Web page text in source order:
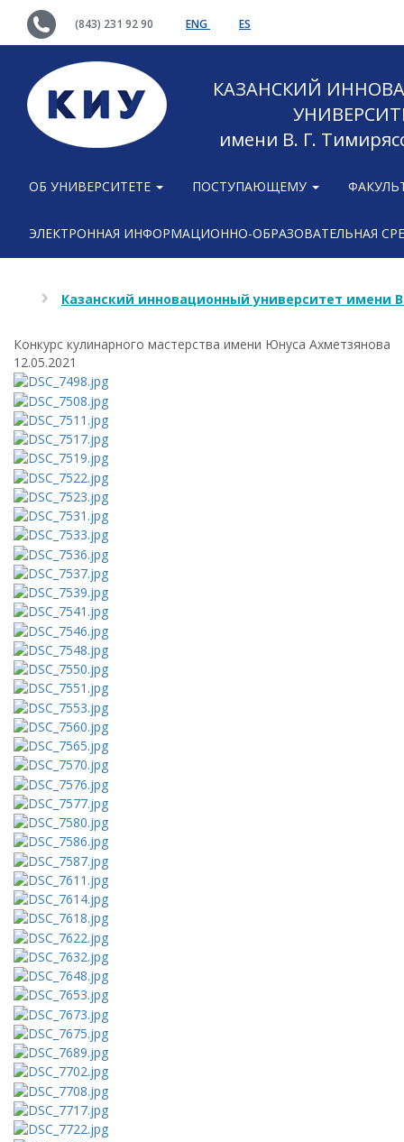
(843) 231 92 90 ENG ES
КАЗАНСКИЙ
имени В. Г.
ОБ УНИВЕРСИТЕТЕ ПОСТУПАЮЩЕМУ
ЭЛЕКТРОННАЯ ИНФОРМАЦИОННО-ОБРАЗОВАТЕЛЬНАЯ
Казанский инновационный университет имени
Конкурс кулинарного мастерства имени Юнуса Ахметзянова
12.05.2021